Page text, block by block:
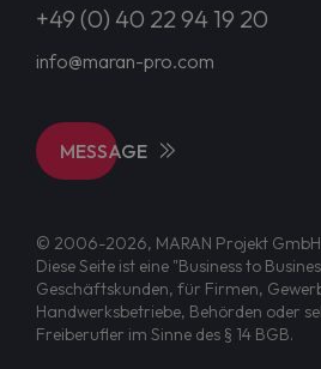
+49 (0) 40 22 94 19 20
info@maran-pro.com
MESSAGE
© 2006-2026, MARAN Projekt GmbH
Diese Seite ist eine "Business to
Geschäftskunden, für Firmen,
Handwerksbetriebe, Behörden oder
Freiberufler im Sinne des § 14 BGB.